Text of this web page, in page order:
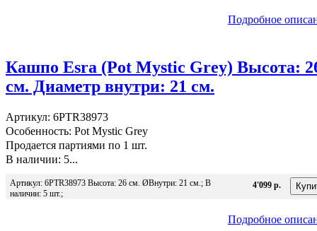
Подробное
Кашпо Esra (Pot Mystic Grey) Высота:
см. Диаметр внутри: 21 см.
Артикул: 6PTR38973
Особенность: Pot Mystic Grey
Продается партиями по 1 шт.
В наличии: 5...
Артикул: 6PTR38973 Высота: 26 см. ØВнутри: 21 см.; В
наличии: 5 шт.;
4'099 р.
Подробное